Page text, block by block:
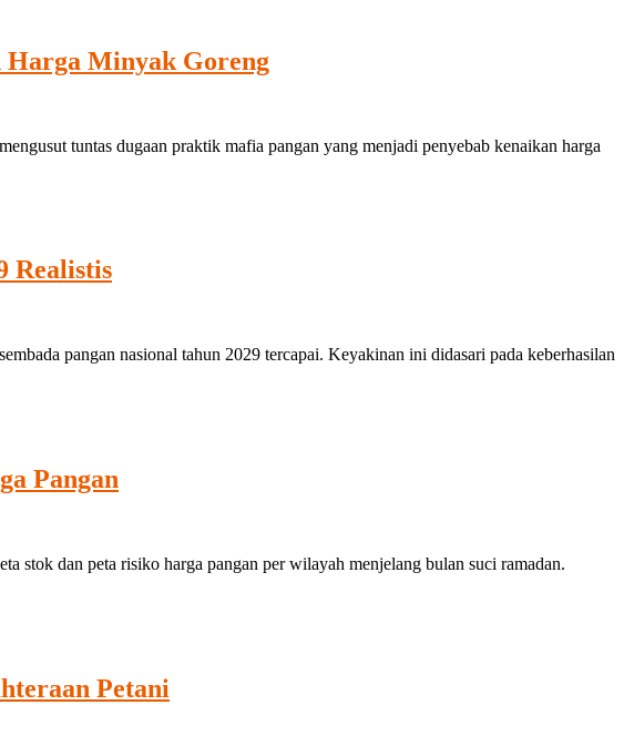
Harga Minyak Goreng
tuntas dugaan praktik mafia pangan yang menjadi penyebab kenaikan harga
Realistis
pangan nasional tahun 2029 tercapai. Keyakinan ini didasari pada keberhasilan
Pangan
dan peta risiko harga pangan per wilayah menjelang bulan suci ramadan.
Petani